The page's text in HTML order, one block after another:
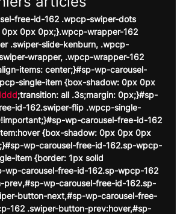
free-id-162 .wpcp-swiper-dots
0px 0px;}.wpcp-wrapper-162
.swiper-slide-kenburn, .wpcp-
wrapper, .wpcp-wrapper-162
items: center;}#sp-wp-carousel-
single-item {box-shadow: 0px 0px
;transition: all .3s;margin: 0px;}#sp-
id-162.swiper-flip .wpcp-single-
wp-carousel-free-id-162
{box-shadow: 0px 0px 0px
;}#sp-wp-carousel-free-id-162.sp-wpcp-
item {border: 1px solid
wp-carousel-free-id-162.sp-wpcp-162
prev,#sp-wp-carousel-free-id-162.sp-
button-next,#sp-wp-carousel-free-
162 .swiper-button-prev:hover,#sp-